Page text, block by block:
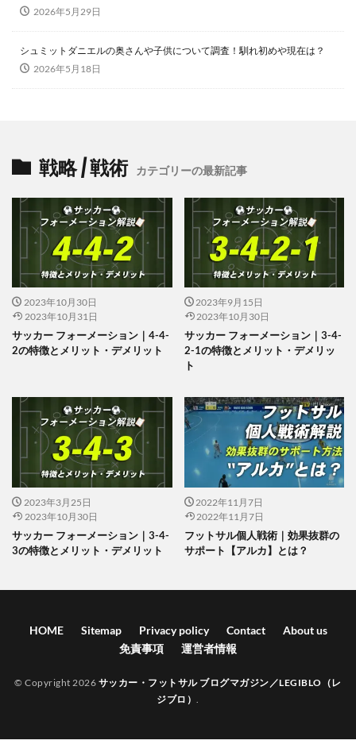
2026年5月29日
シュミットダニエルの奥さんや子供について調査！馴れ初めや現在は？
2026年5月18日
戦略 / 戦術 カテゴリーの最新記事
2023年10月30日
2023年10月31日
サッカー フォーメーション｜4-4-
2の特徴とメリット・デメリット
2023年9月15日
2023年10月30日
サッカー フォーメーション｜3-4-
2-1の特徴とメリット・デメリッ
ト
2023年3月25日
2023年10月30日
サッカー フォーメーション｜3-4-
3の特徴とメリット・デメリット
2022年11月7日
2022年11月7日
フットサル個人戦術｜効果抜群の
サポート【アルカ】とは？
HOME Sitemap Privacy policy Contact
About us
免責事項
運営者情報
© Copyright 2026 サッカー・フットサル ブログマガジン／LEGIBLO（レ
ジブロ）